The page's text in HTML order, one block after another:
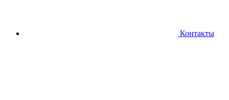
Контакты